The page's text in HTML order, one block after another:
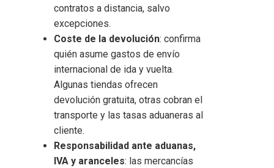
contratos a distancia, salvo
excepciones.
Coste de la devolución: confirma
quién asume gastos de envío
internacional de ida y vuelta.
Algunas tiendas ofrecen
devolución gratuita, otras cobran el
transporte y las tasas aduaneras al
cliente.
Responsabilidad ante aduanas,
IVA y aranceles: las mercancías